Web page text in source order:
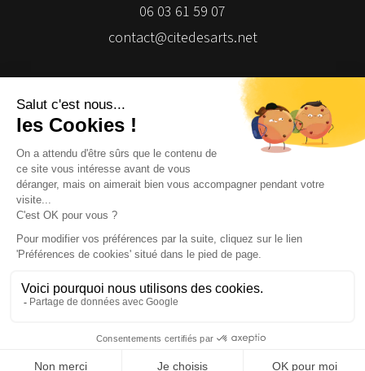
06 03 61 59 07
contact@citedesarts.net
© 2026 | Cité des Arts | Tous droits réservés